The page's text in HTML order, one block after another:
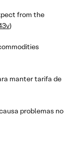
from the
)
manter tarifa de
problemas no